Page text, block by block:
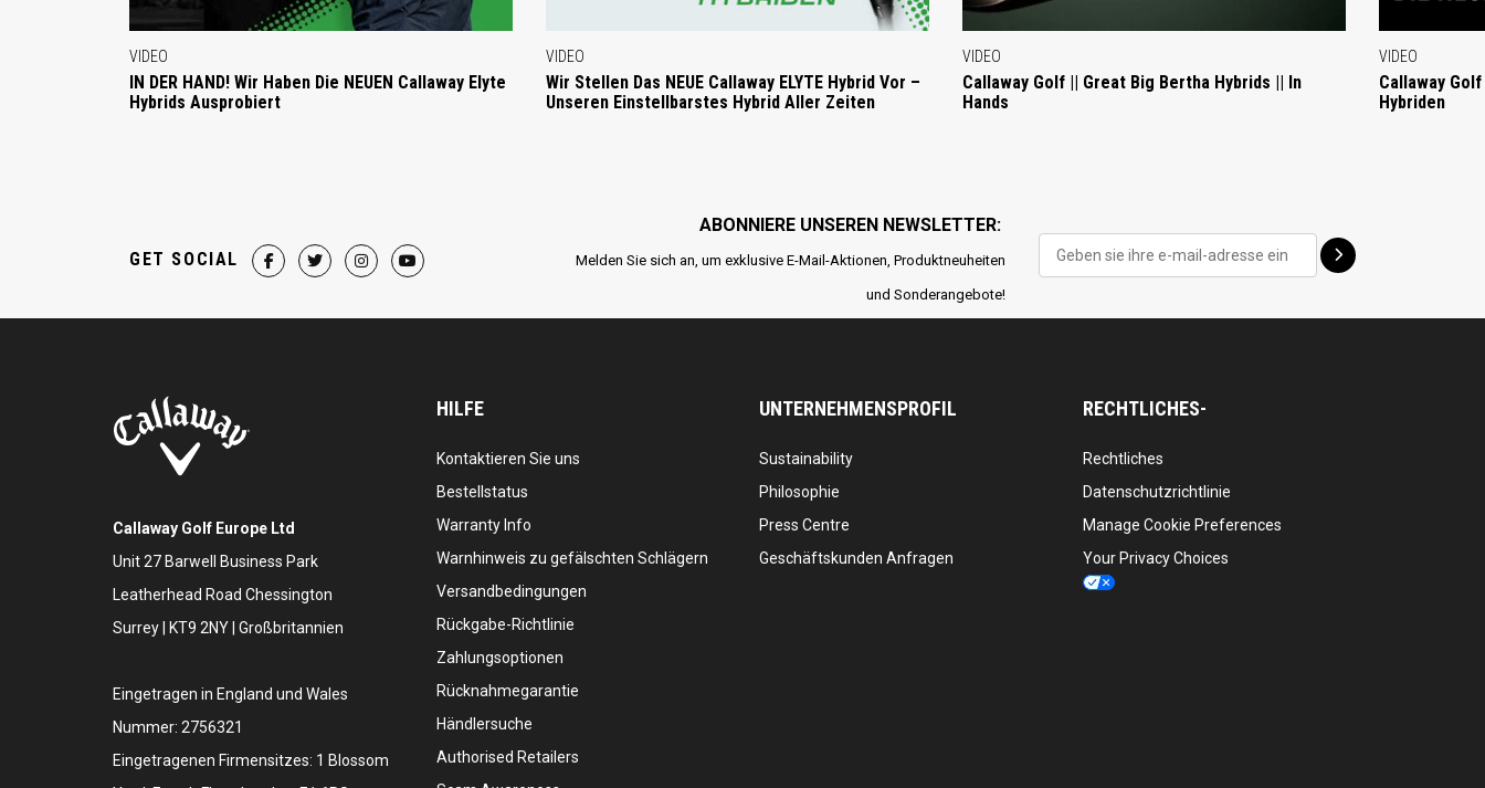
VIDEO
IN DER HAND! Wir Haben Die NEUEN Callaway Elyte
Hybrids Ausprobiert
VIDEO
Wir Stellen Das NEUE Callaway ELYTE Hybrid Vor –
Unseren Einstellbarstes Hybrid Aller Zeiten
VIDEO
Callaway Golf || Great Big Bertha Hybrids || In
Hands
VIDEO
Callaway
Hybriden
ABONNIERE UNSEREN NEWSLETTER:
Melden Sie sich an, um exklusive E-Mail-Aktionen, Produktneuheiten
und Sonderangebote!
GET SOCIAL
Callaway Golf Europe Ltd
Unit 27 Barwell Business Park
Leatherhead Road Chessington
Surrey | KT9 2NY | Großbritannien
Eingetragen in England und Wales
Nummer: 2756321
Eingetragenen Firmensitzes: 1 Blossom
HILFE
Kontaktieren Sie uns
Bestellstatus
Warranty Info
Warnhinweis zu gefälschten Schlägern
Versandbedingungen
Rückgabe-Richtlinie
Zahlungsoptionen
Rücknahmegarantie
Händlersuche
Authorised Retailers
UNTERNEHMENSPROFIL
Sustainability
Philosophie
Press Centre
Geschäftskunden Anfragen
RECHTLICHES-
Rechtliches
Datenschutzrichtlinie
Manage Cookie Preferences
Your Privacy Choices